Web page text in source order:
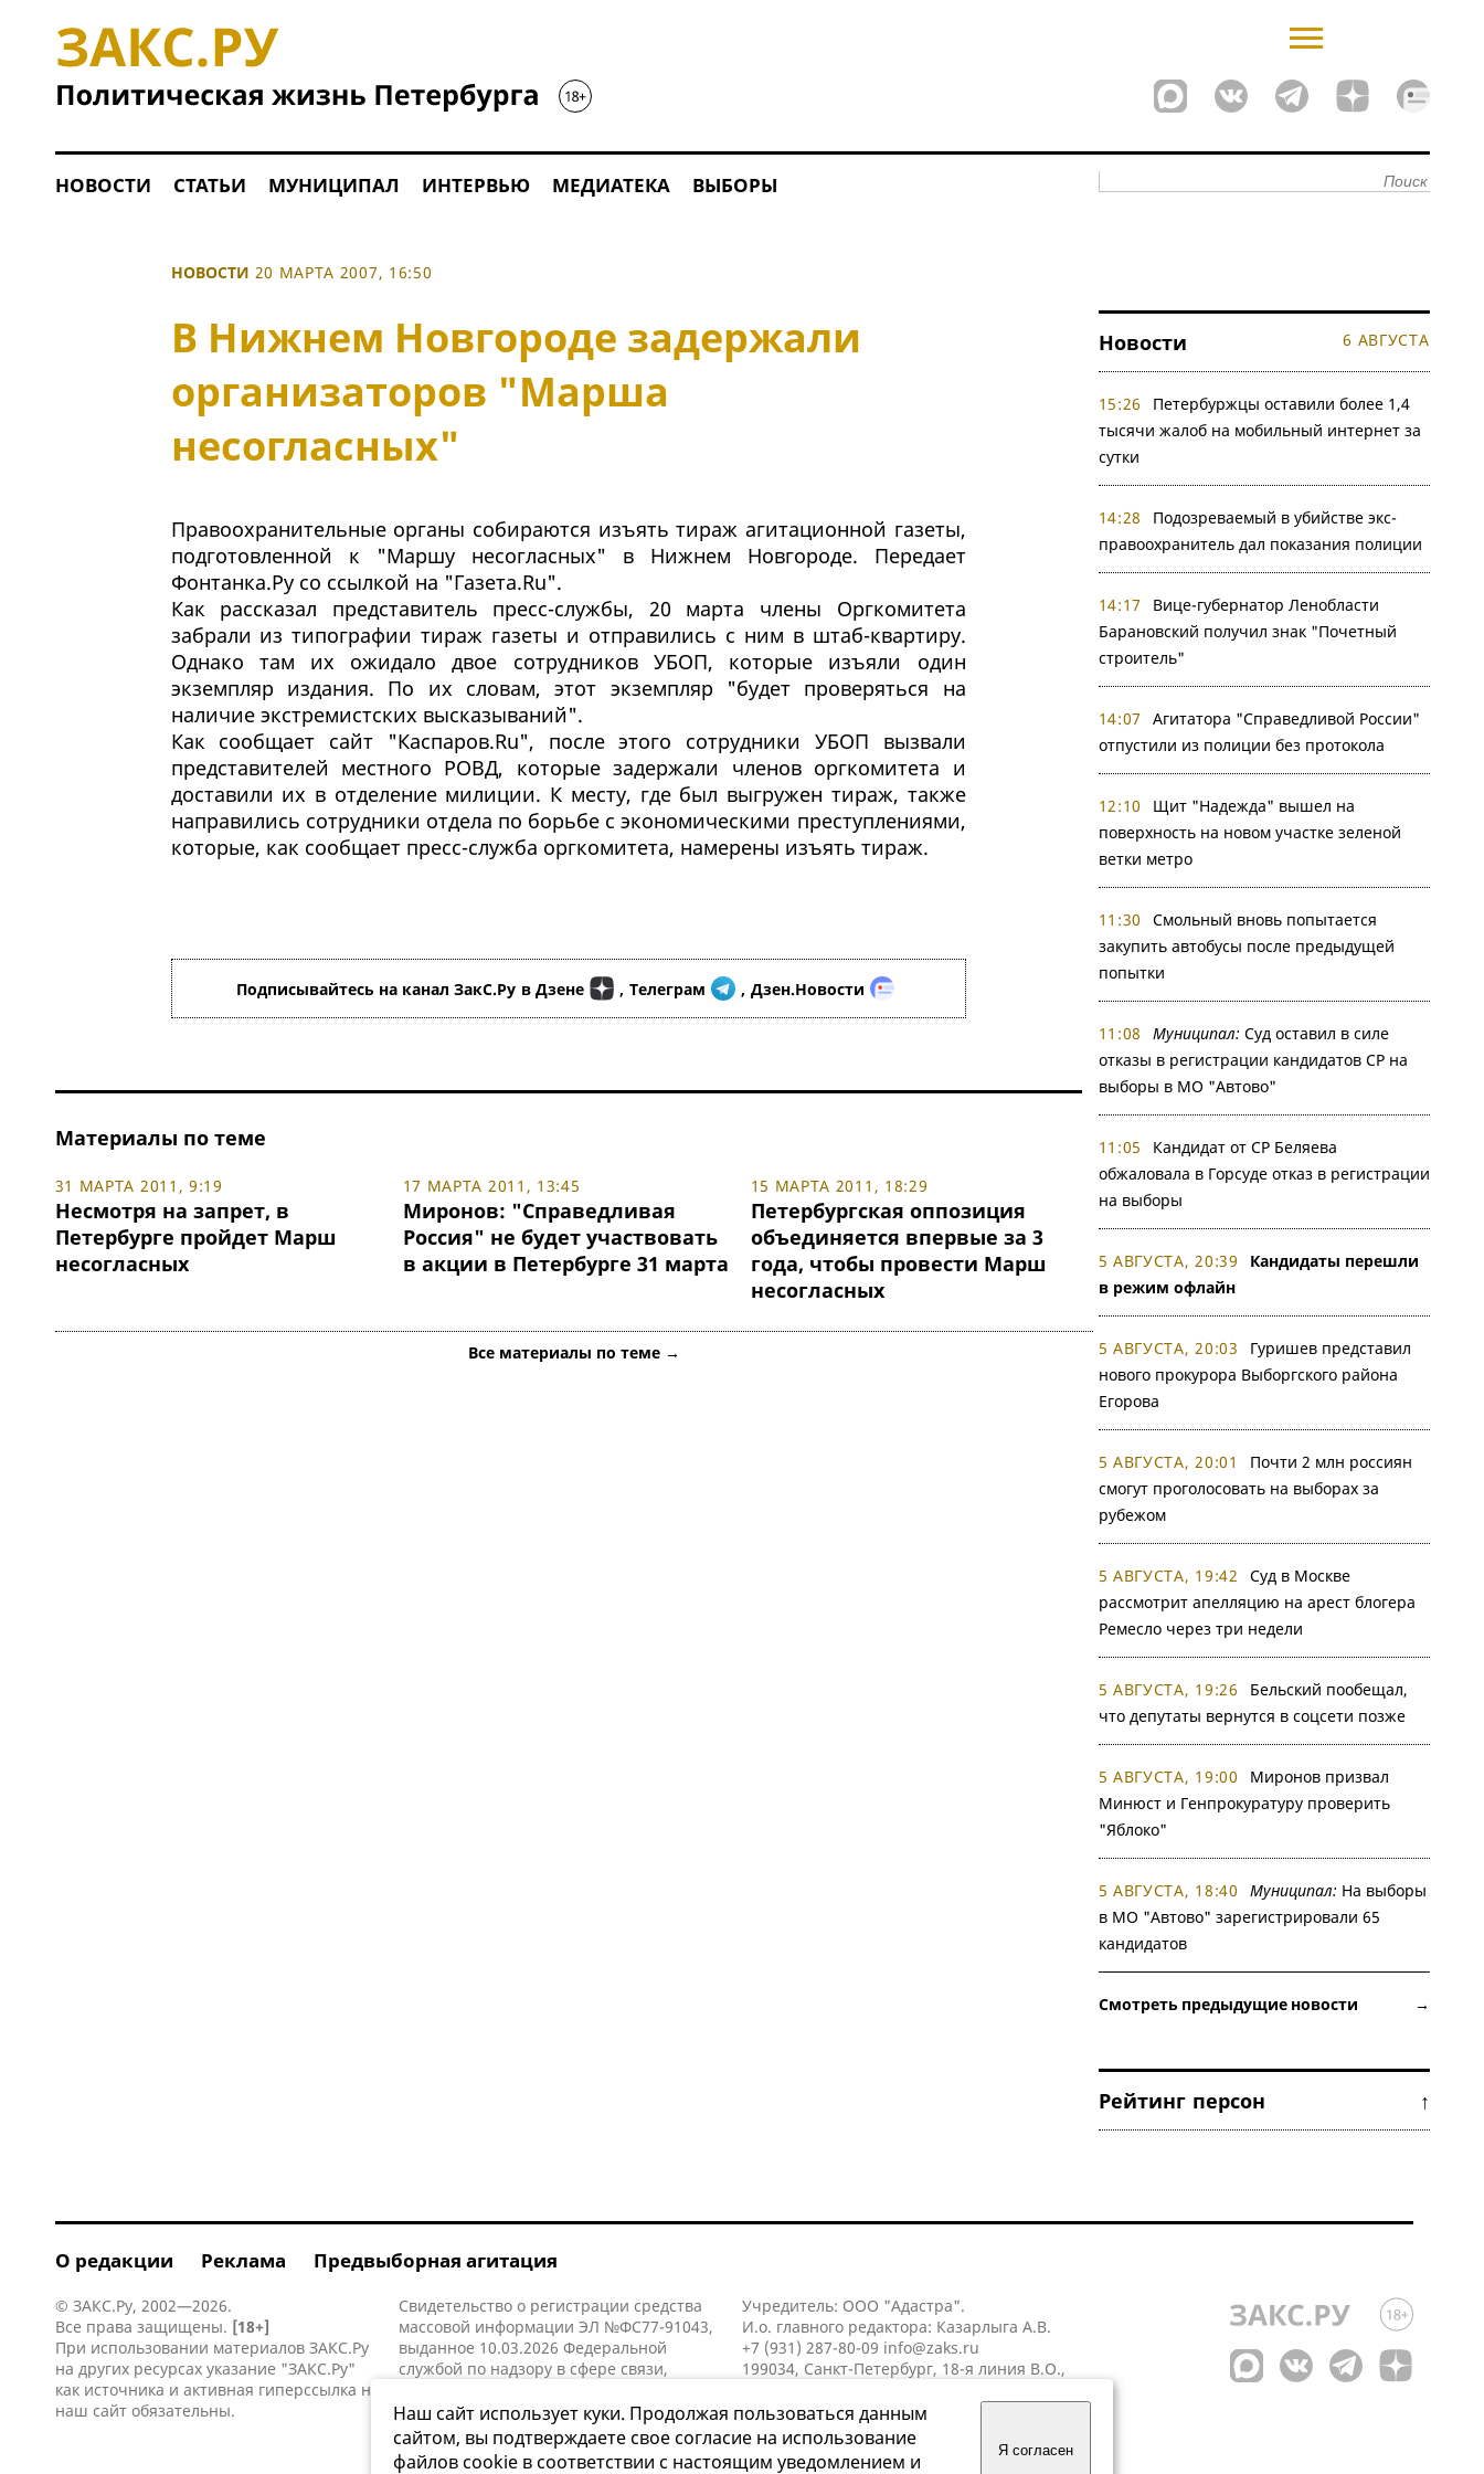
НОВОСТИ СТАТЬИ МУНИЦИПАЛ ИНТЕРВЬЮ МЕДИАТЕКА ВЫБОРЫ
НОВОСТИ 20 МАРТА 2007, 16:50
В Нижнем Новгороде задержали
организаторов "Марша
несогласных"
Правоохранительные органы собираются изъять тираж агитационной газеты,
подготовленной к "Маршу несогласных" в Нижнем Новгороде. Передает
Фонтанка.Ру со ссылкой на "Газета.Ru".
Как рассказал представитель пресс-службы, 20 марта члены Оргкомитета
забрали из типографии тираж газеты и отправились с ним в штаб-квартиру.
Однако там их ожидало двое сотрудников УБОП, которые изъяли один
экземпляр издания. По их словам, этот экземпляр "будет проверяться на
наличие экстремистских высказываний".
Как сообщает сайт "Каспаров.Ru", после этого сотрудники УБОП вызвали
представителей местного РОВД, которые задержали членов оргкомитета и
доставили их в отделение милиции. К месту, где был выгружен тираж, также
направились сотрудники отдела по борьбе с экономическими преступлениями,
которые, как сообщает пресс-служба оргкомитета, намерены изъять тираж.
Подписывайтесь на канал ЗакС.Ру в Дзене , Телеграм , Дзен.Новости
Материалы по теме
31 МАРТА 2011, 9:19
Несмотря на запрет, в
Петербурге пройдет Марш
несогласных
17 МАРТА 2011, 13:45
Миронов: "Справедливая
Россия" не будет участвовать
в акции в Петербурге 31 марта
15 МАРТА 2011, 18:29
Петербургская оппозиция
объединяется впервые за 3
года, чтобы провести Марш
несогласных
Все материалы по теме →
Новости 6 АВГУСТА
15:26
Петербуржцы оставили более 1,4
тысячи жалоб на мобильный интернет за
сутки
14:28
Подозреваемый в убийстве экс-
правоохранитель дал показания полиции
14:17
Вице-губернатор Ленобласти
Барановский получил знак "Почетный
строитель"
14:07
Агитатора "Справедливой России"
отпустили из полиции без протокола
12:10
Щит "Надежда" вышел на
поверхность на новом участке зеленой
ветки метро
11:30
Смольный вновь попытается
закупить автобусы после предыдущей
попытки
11:08 Муниципал: Суд оставил в силе
отказы в регистрации кандидатов СР на
выборы в МО "Автово"
11:05
Кандидат от СР Беляева
обжаловала в Горсуде отказ в регистрации
на выборы
5 АВГУСТА, 20:39
Кандидаты перешли
в режим офлайн
5 АВГУСТА, 20:03
Гуришев представил
нового прокурора Выборгского района
Егорова
5 АВГУСТА, 20:01
Почти 2 млн россиян
смогут проголосовать на выборах за
рубежом
5 АВГУСТА, 19:42
Суд в Москве
рассмотрит апелляцию на арест блогера
Ремесло через три недели
5 АВГУСТА, 19:26
Бельский пообещал,
что депутаты вернутся в соцсети позже
5 АВГУСТА, 19:00
Миронов призвал
Минюст и Генпрокуратуру проверить
"Яблоко"
5 АВГУСТА, 18:40 Муниципал: На выборы
в МО "Автово" зарегистрировали 65
кандидатов
Смотреть предыдущие новости →
Рейтинг персон ↑
О редакции Реклама Предвыборная агитация
© ЗАКС.Ру, 2002—2026.
Все права защищены. [18+]
При использовании материалов ЗАКС.Ру
на других ресурсах указание "ЗАКС.Ру"
как источника и активная гиперссылка на
наш сайт обязательны.
Свидетельство о регистрации средства
массовой информации ЭЛ №ФС77-91043,
выданное 10.03.2026 Федеральной
службой по надзору в сфере связи,
коммуникаций (Роскомнадзор).
Учредитель: ООО "Адастра".
И.о. главного редактора: Казарлыга А.В.
+7 (931) 287-80-09 info@zaks.ru
199034, Санкт-Петербург, 18-я линия В.О.,
Наш сайт использует куки. Продолжая пользоваться данным
сайтом, вы подтверждаете свое согласие на использование
файлов cookie в соответствии с настоящим уведомлением и
Я согласен